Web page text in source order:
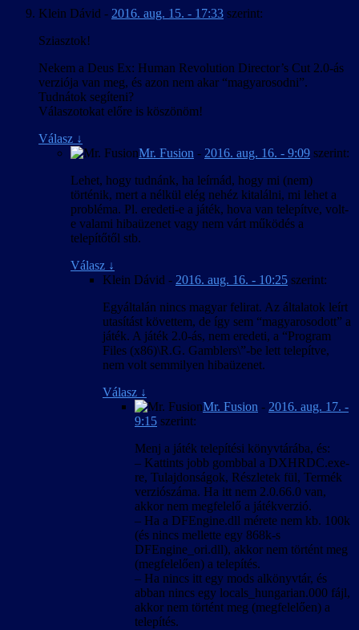
Klein Dávid - 2016. aug. 15. - 17:33 szerint:
Sziasztok!
Nekem a Deus Ex: Human Revolution Director’s Cut 2.0-ás
verziója van meg, és azon nem akar “magyarosodni”.
Tudnátok segíteni?
Válaszotokat előre is köszönöm!
Válasz ↓
Mr. Fusion - 2016. aug. 16. - 9:09 szerint:
Lehet, hogy tudnánk, ha leírnád, hogy mi (nem)
történik, mert a nélkül elég nehéz kitalálni, mi lehet a
probléma. Pl. eredeti-e a játék, hova van telepítve, volt-
e valami hibaüzenet vagy nem várt működés a
telepítőtől stb.
Válasz ↓
Klein Dávid - 2016. aug. 16. - 10:25 szerint:
Egyáltalán nincs magyar felirat. Az általatok leírt
utasítást követtem, de így sem “magyarosodott” a
játék. A játék 2.0-ás, nem eredeti, a “Program
Files (x86)\R.G. Gamblers\”-be lett telepítve,
nem volt semmilyen hibaüzenet.
Válasz ↓
Mr. Fusion - 2016. aug. 17. -
9:15 szerint:
Menj a játék telepítési könyvtárába, és:
– Kattints jobb gombbal a DXHRDC.exe-
re, Tulajdonságok, Részletek fül, Termék
verziószáma. Ha itt nem 2.0.66.0 van,
akkor nem megfelelő a játékverzió.
– Ha a DFEngine.dll mérete nem kb. 100k
(és nincs mellette egy 868k-s
DFEngine_ori.dll), akkor nem történt meg
(megfelelően) a telepítés.
– Ha nincs itt egy mods alkönyvtár, és
abban nincs egy locals_hungarian.000 fájl,
akkor nem történt meg (megfelelően) a
telepítés.